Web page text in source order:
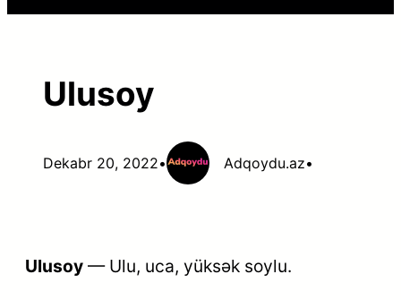
Ulusoy
Dekabr 20, 2022• Adqoydu.az•
Ulusoy — Ulu, uca, yüksək soylu.